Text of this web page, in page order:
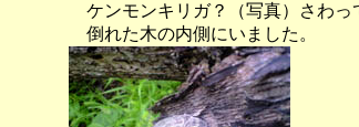
ケンモンキリガ？（写真）さわっ
倒れた木の内側にいました。